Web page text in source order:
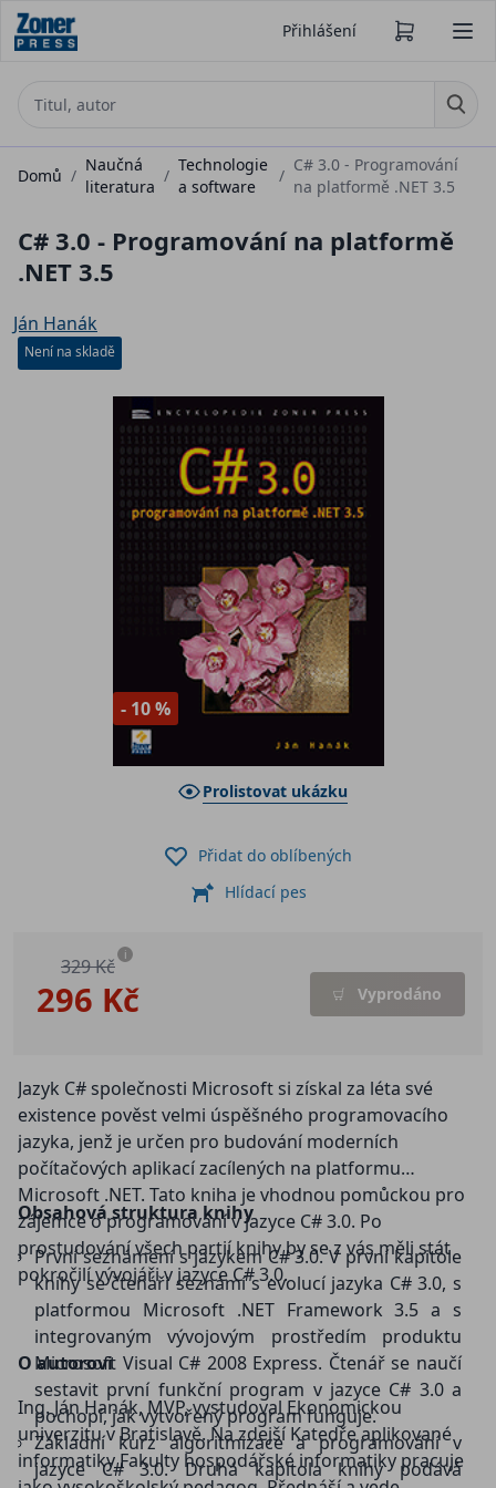
Přihlášení
Domů /
Naučná
literatura
/
Technologie
a software
/
C# 3.0 - Programování
na platformě .NET 3.5
C# 3.0 - Programování na platformě
.NET 3.5
Ján Hanák
Není na skladě
- 10 %
Prolistovat ukázku
296 Kč
329 Kč i
Vyprodáno
Přidat do oblíbených
Hlídací pes
Jazyk C# společnosti Microsoft si získal za léta své
existence pověst velmi úspěšného programovacího
jazyka, jenž je určen pro budování moderních
počítačových aplikací zacílených na platformu
Microsoft .NET. Tato kniha je vhodnou pomůckou pro
zájemce o programování v jazyce C# 3.0. Po
prostudování všech partií knihy by se z vás měli stát
pokročilí vývojáři v jazyce C# 3.0.
Obsahová struktura knihy
První seznámení s jazykem C# 3.0. V první kapitole
knihy se čtenáři seznámí s evolucí jazyka C# 3.0, s
platformou Microsoft .NET Framework 3.5 a s
integrovaným vývojovým prostředím produktu
Microsoft Visual C# 2008 Express. Čtenář se naučí
sestavit první funkční program v jazyce C# 3.0 a
pochopí, jak vytvořený program funguje.
Základní kurz algoritmizace a programování v
jazyce C# 3.0. Druhá kapitola knihy podává
O autorovi
Ing. Ján Hanák, MVP, vystudoval Ekonomickou
univerzitu v Bratislavě. Na zdejší Katedře aplikované
informatiky Fakulty hospodářské informatiky pracuje